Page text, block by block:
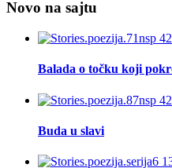
Novo na sajtu
Balada o točku koji
Buda u slavi